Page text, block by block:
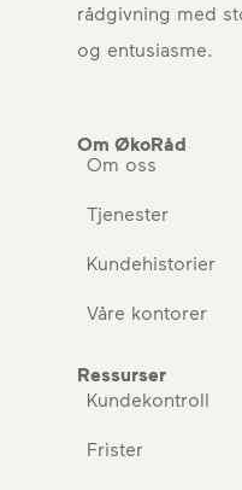
rådgivning med
og entusiasme.
Om ØkoRåd
Om oss
Tjenester
Kundehistorier
Våre kontorer
Ressurser
Kundekontroll
Frister